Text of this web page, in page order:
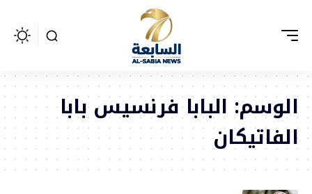
الوسم: البابا فرنسيس بابا
الفاتيكان